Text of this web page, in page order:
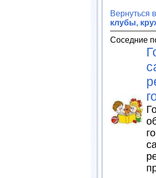
Вернуться
клубы,
Соседние